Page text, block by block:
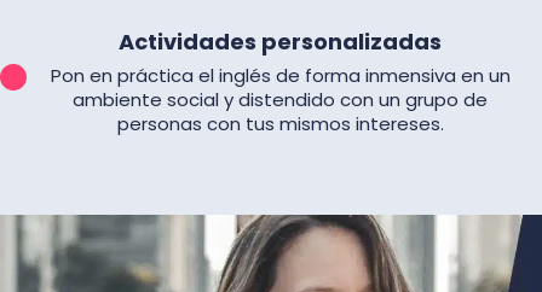
Actividades personalizadas
Pon en práctica el inglés de forma inmensiva en un
ambiente social y distendido con un grupo de
personas con tus mismos intereses.